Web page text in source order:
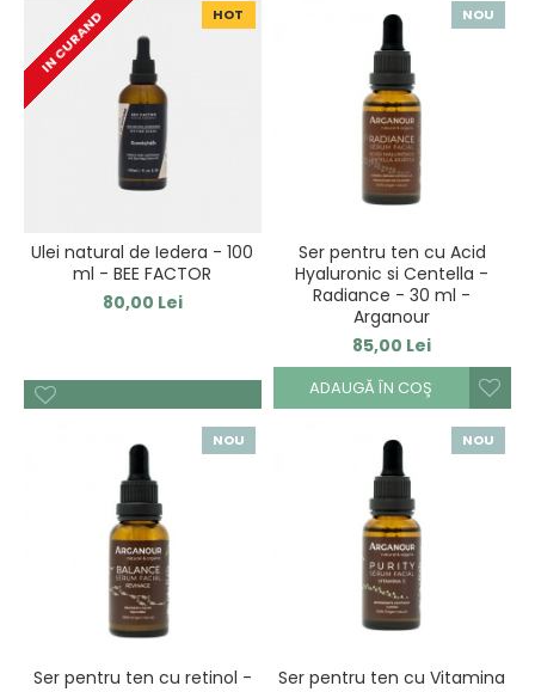
HOT
IN CURAND
Ulei natural de Iedera - 100
ml - BEE FACTOR
80,00 Lei
NOU
Ser pentru ten cu Acid
Hyaluronic si Centella -
Radiance - 30 ml -
Arganour
85,00 Lei
ADAUGĂ ÎN COŞ
NOU
Ser pentru ten cu retinol -
NOU
Ser pentru ten cu Vitamina